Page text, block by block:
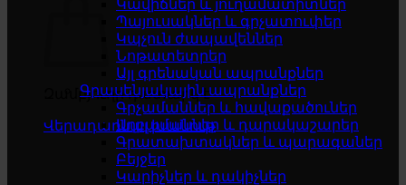
Զամբյուղը դատարկ է
Վերադառնալ խանութ
Կավիճներ և յուղամատիտներ
Պայուսակներ և գրչատուփեր
Կպչուն ժապավեններ
Նոթատետրեր
Այլ գրենական ապրանքներ
Գրասենյակային ապրանքներ
Գրչամաններ և հավաքածուներ
Աղբամաններ և դարակաշարեր
Գրատախտակներ և պարագաներ
Բեյջեր
Կարիչներ և դակիչներ